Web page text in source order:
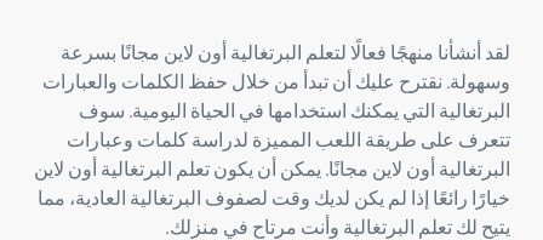
لقد أنشأنا منهجًا فعالًا لتعلم البرتغالية أون لاين مجانًا بسرعة
وسهولة. نقترح عليك أن تبدأ من خلال حفظ الكلمات والعبارات
البرتغالية التي يمكنك استخدامها في الحياة اليومية. سوف
تتعرف على طريقة اللعب المميزة لدراسة كلمات وعبارات
البرتغالية أون لاين مجانًا. يمكن أن يكون تعلم البرتغالية أون لاين
خيارًا رائعًا إذا لم يكن لديك وقت لصفوف البرتغالية العادية، مما
يتيح لك تعلم البرتغالية وأنت مرتاح في منزلك.